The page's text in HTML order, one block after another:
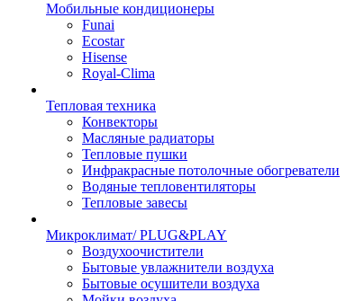
Мобильные кондиционеры
Funai
Ecostar
Hisense
Royal-Clima
Тепловая техника
Конвекторы
Масляные радиаторы
Тепловые пушки
Инфракрасные потолочные обогреватели
Водяные тепловентиляторы
Тепловые завесы
Микроклимат/ PLUG&PLAY
Воздухоочистители
Бытовые увлажнители воздуха
Бытовые осушители воздуха